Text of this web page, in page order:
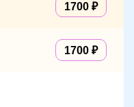
1700
1700